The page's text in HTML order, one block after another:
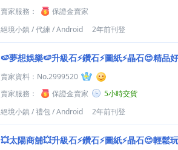
賣家服務：
保證金賣家
絕境小鎮 /代練 /Android 2年前刊登
🍉夢想娛樂🍉升級石⚡鑽石⚡圖紙⚡晶石😍精品
賣家資料： No.2999520
賣家服務：
保證金賣家
5小時交貨
絕境小鎮 /禮包/Android 2年前刊登
💥太陽商舖💥升級石⚡鑽石⚡圖紙⚡晶石😍輕鬆